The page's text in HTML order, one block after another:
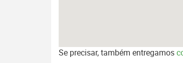
Se precisar, também entregamos